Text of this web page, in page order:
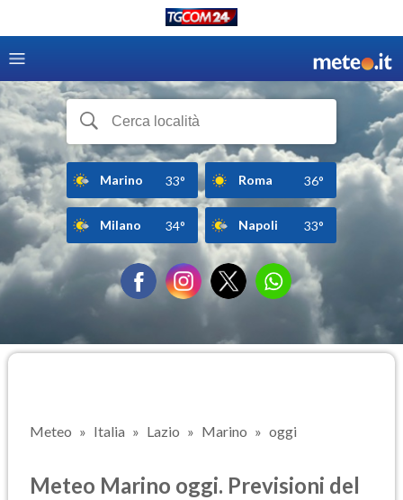
Marino 33° Roma 36°
Milano 34° Napoli 33°
Meteo Italia Lazio Marino oggi
Meteo Marino oggi. Previsioni del